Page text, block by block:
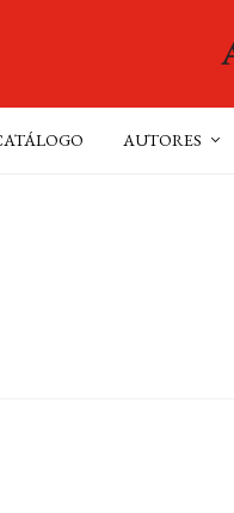
AUTORES